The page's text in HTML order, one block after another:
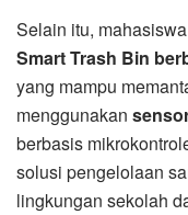
Selain itu,
Smart Trash Bin
yang mampu
menggunakan
berbasis
solusi pengelolaan
lingkungan sekolah